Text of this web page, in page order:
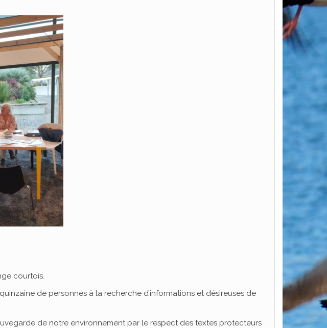
courtois.
de personnes à la recherche d’informations et désireuses de
de notre environnement par le respect des textes protecteurs